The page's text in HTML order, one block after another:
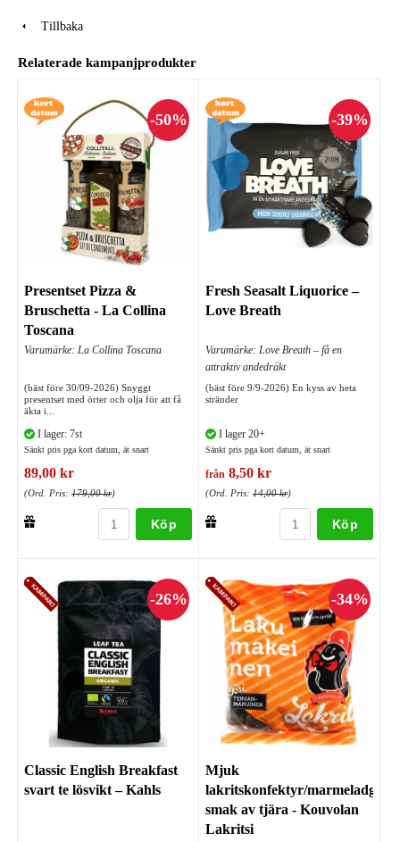
Tillbaka
Relaterade kampanjprodukter
Presentset Pizza &
Bruschetta - La Collina
Toscana
Varumärke: La Collina Toscana
(bäst före 30/09-2026) Snyggt
presentset med örter och olja för att få
äkta i...
I lager: 7st
Sänkt pris pga kort datum, ät snart
89,00 kr
(Ord. Pris: 179,00 kr)
Köp
Fresh Seasalt Liquorice –
Love Breath
Varumärke: Love Breath – få en
attraktiv andedräkt
(bäst före 9/9-2026) En kyss av heta
stränder
I lager 20+
Sänkt pris pga kort datum, ät snart
från 8,50 kr
(Ord. Pris: 14,00 kr)
Köp
Classic English Breakfast
svart te lösvikt – Kahls
Mjuk
lakritskonfektyr/marmeladgodis
smak av tjära - Kouvolan
Lakritsi